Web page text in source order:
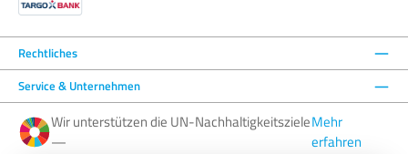
Rechtliches
Service & Unternehmen
Wir unterstützen die UN-Nachhaltigkeitsziele
—
Mehr
erfahren